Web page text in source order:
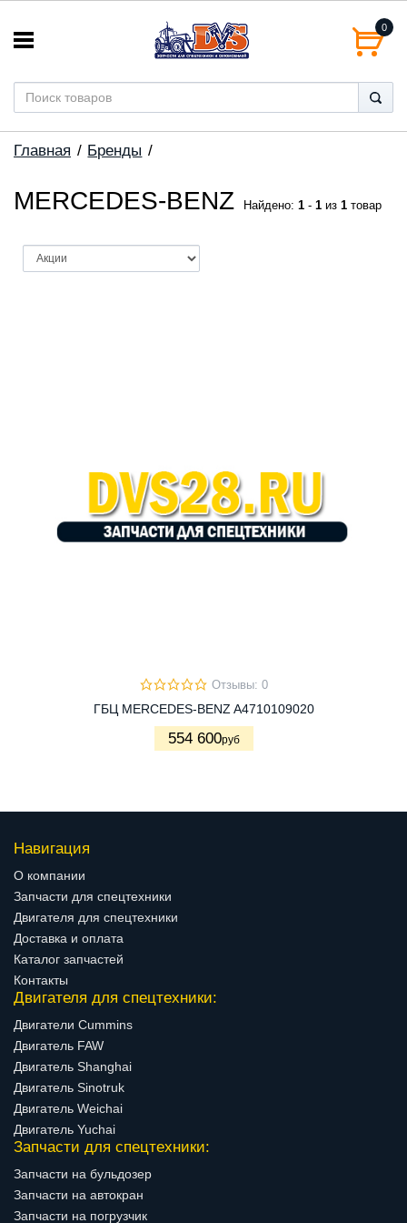
0
Главная Бренды
MERCEDES-BENZ Найдено: 1 - 1 из 1 товар
Отзывы: 0
ГБЦ MERCEDES-BENZ A4710109020
554 600руб
Навигация
О компании
Запчасти для спецтехники
Двигателя для спецтехники
Доставка и оплата
Каталог запчастей
Контакты
Двигателя для спецтехники:
Двигатели Cummins
Двигатель FAW
Двигатель Shanghai
Двигатель Sinotruk
Двигатель Weichai
Двигатель Yuchai
Запчасти для спецтехники:
Запчасти на бульдозер
Запчасти на автокран
Запчасти на погрузчик